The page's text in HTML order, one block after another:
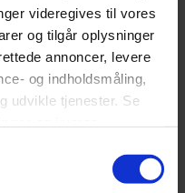
videregives til vores
og tilgår oplysninger
annoncer, levere
og indholdsmåling,
udvikle tjenester. Se
vores
trykke på "Privacy
NYHEDSBREV